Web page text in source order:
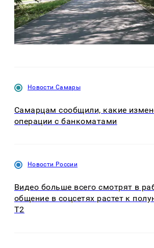
Новости Самары
Самарцам сообщили, какие
операции с банкоматами
Новости России
Видео больше всего смотрят в
общение в соцсетях растет к
T2